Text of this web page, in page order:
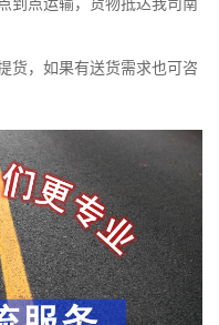
到点运输，货物抵达我司南
货，如果有送货需求也可咨